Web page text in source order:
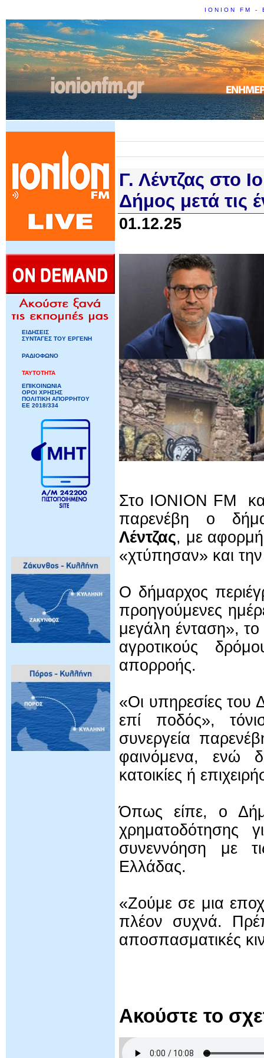
IONION FM -
ΕΙΔΗΣΕΙΣ
ΣΥΝΤΑΓΕΣ ΤΟΥ ΕΡΓΕΝΗ
ΡΑΔΙΟΦΩΝΟ
ΤΑΥΤΟΤΗΤΑ
ΕΠΙΚΟΙΝΩΝΙΑ
ΟΡΟΙ ΧΡΗΣΗΣ
ΠΟΛΙΤΙΚΗ ΑΠΟΡΡΗΤΟΥ
ΕΕ 2018/334
Γ. Λέντζας στο
Δήμος μετά τις
01.12.25
Στο IONION FM
παρενέβη ο
Λέντζας, με αφορμή
«χτύπησαν» και
Ο δήμαρχος
προηγούμενες
μεγάλη ένταση»,
αγροτικούς
απορροής.
«Οι υπηρεσίες του
επί ποδός»,
συνεργεία
φαινόμενα, ενώ
κατοικίες ή
Όπως είπε, ο
χρηματοδότησης
συνεννόηση με
Ελλάδας.
«Ζούμε σε μια
πλέον συχνά.
αποσπασματικές
Ακούστε το